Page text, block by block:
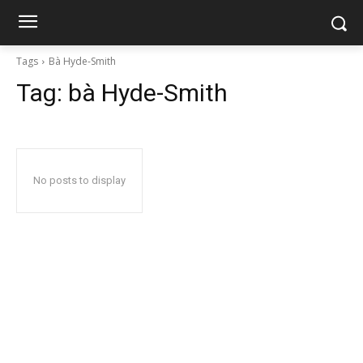
Tags Bà Hyde-Smith
Tag: bà Hyde-Smith
No posts to display